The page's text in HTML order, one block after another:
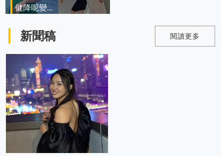
健降呢變...
新聞稿 閱讀更多